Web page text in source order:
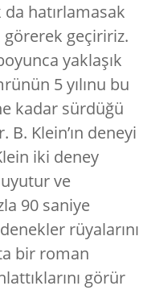
hatırlamasak
görerek geçiririz.
yaklaşık
5 yılınu bu
kadar sürdüğü
Klein’ın deneyi
iki deney
ve
90 saniye
rüyalarını
bir roman
görür